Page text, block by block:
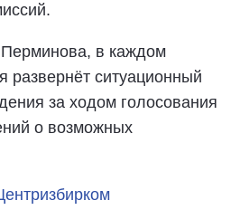
в каждом
развернёт ситуационный
за ходом голосования
о возможных